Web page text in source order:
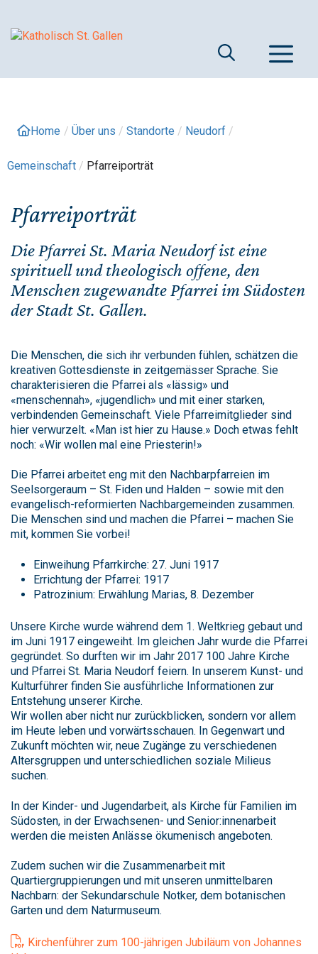
Inhalt
Home / Über uns / Standorte / Neudorf /
Gemeinschaft / Pfarreiporträt
Pfarreiporträt
Die Pfarrei St. Maria Neudorf ist eine
spirituell und theologisch offene, den
Menschen zugewandte Pfarrei im Südosten
der Stadt St. Gallen.
Die Menschen, die sich ihr verbunden fühlen, schätzen die
kreativen Gottesdienste in zeitgemässer Sprache. Sie
charakterisieren die Pfarrei als «lässig» und
«menschennah», «jugendlich» und mit einer starken,
verbindenden Gemeinschaft. Viele Pfarreimitglieder sind
hier verwurzelt. «Man ist hier zu Hause.» Doch etwas fehlt
noch: «Wir wollen mal eine Priesterin!»
Die Pfarrei arbeitet eng mit den Nachbarpfarreien im
Seelsorgeraum – St. Fiden und Halden – sowie mit den
evangelisch-reformierten Nachbargemeinden zusammen.
Die Menschen sind und machen die Pfarrei – machen Sie
mit, kommen Sie vorbei!
Einweihung Pfarrkirche: 27. Juni 1917
Errichtung der Pfarrei: 1917
Patrozinium: Erwählung Marias, 8. Dezember
Unsere Kirche wurde während dem 1. Weltkrieg gebaut und
im Juni 1917 eingeweiht. Im gleichen Jahr wurde die Pfarrei
gegründet. So durften wir im Jahr 2017 100 Jahre Kirche
und Pfarrei St. Maria Neudorf feiern. In unserem Kunst- und
Kulturführer finden Sie ausführliche Informationen zur
Entstehung unserer Kirche.
Wir wollen aber nicht nur zurückblicken, sondern vor allem
im Heute leben und vorwärtsschauen. In Gegenwart und
Zukunft möchten wir, neue Zugänge zu verschiedenen
Altersgruppen und unterschiedlichen soziale Milieus
suchen.
In der Kinder- und Jugendarbeit, als Kirche für Familien im
Südosten, in der Erwachsenen- und Senior:innenarbeit
werden die meisten Anlässe ökumenisch angeboten.
Zudem suchen wir die Zusammenarbeit mit
Quartiergruppierungen und mit unseren unmittelbaren
Nachbarn: der Sekundarschule Notker, dem botanischen
Garten und dem Naturmuseum.
Kirchenführer zum 100-jährigen Jubiläum von Johannes